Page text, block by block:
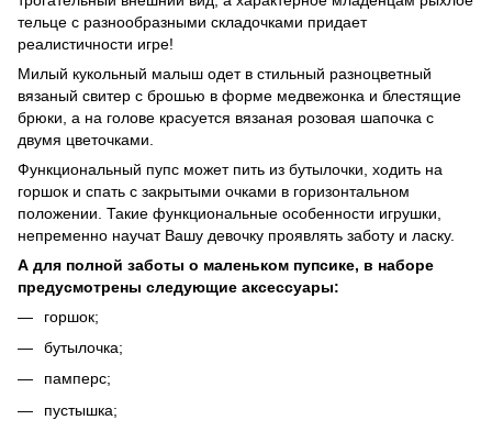
тельце с разнообразными складочками придает
реалистичности игре!
Милый кукольный малыш одет в стильный разноцветный
вязаный свитер с брошью в форме медвежонка и блестящие
брюки, а на голове красуется вязаная розовая шапочка с
двумя цветочками.
Функциональный пупс может пить из бутылочки, ходить на
горшок и спать с закрытыми очками в горизонтальном
положении. Такие функциональные особенности игрушки,
непременно научат Вашу девочку проявлять заботу и ласку.
А для полной заботы о маленьком пупсике, в наборе
предусмотрены следующие аксессуары:
горшок;
бутылочка;
памперс;
пустышка;